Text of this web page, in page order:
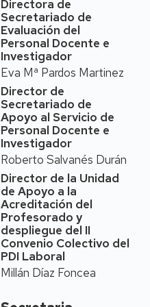
Derecho y pertenece al
Departamento de
Derecho de la Empresa.
Es miembro del Instituto
de Investigación en
Ciencias Ambientales.
Formación académica
El Dr. Ismael Jiménez
Compaired es Licenciado
en Derecho (1983-1988)
y Doctor en Derecho
(1992) por la Universidad
de Zaragoza con una
calificación de apto cum
laude y recibió el premio
extraordinario de
doctorado.
Actividad
transferencia
Directora de
Secretariado de
Evaluación del
Personal Docente e
Investigador
Eva Mª Pardos Martinez
Director de
Secretariado de
Apoyo al Servicio de
Personal Docente e
Investigador
Roberto Salvanés Durán
Director de la Unidad
de Apoyo a la
Acreditación del
Profesorado y
despliegue del II
Convenio Colectivo del
PDI Laboral
Millán Díaz Foncea